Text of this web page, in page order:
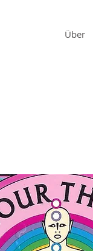
Über